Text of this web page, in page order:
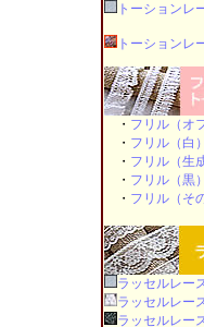
トーションレ
トーションレ
・ フリル（オ
・ フリル（白）
・ フリル（生
・ フリル（黒）
・ フリル（そ
ラッセルレー
ラッセルレー
ラッセルレー